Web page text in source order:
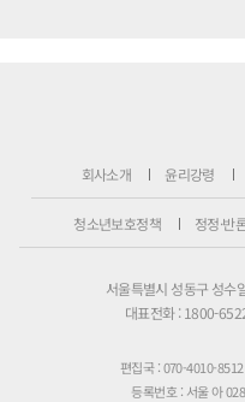
회사소개 윤리강령
청소년보호정책 정정·반
서울특별시 성동구 성수
대표전화 : 1800-
편집국 : 070-4010-8512
등록번호 : 서울 아